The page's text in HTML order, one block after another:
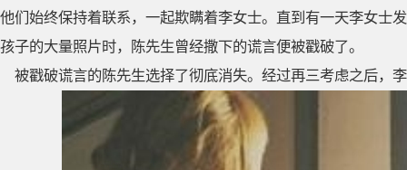
他们始终保持着联系，一起欺瞒着李女士。直到有一天李女士
孩子的大量照片时，陈先生曾经撒下的谎言便被戳破了。
被戳破谎言的陈先生选择了彻底消失。经过再三考虑之后，